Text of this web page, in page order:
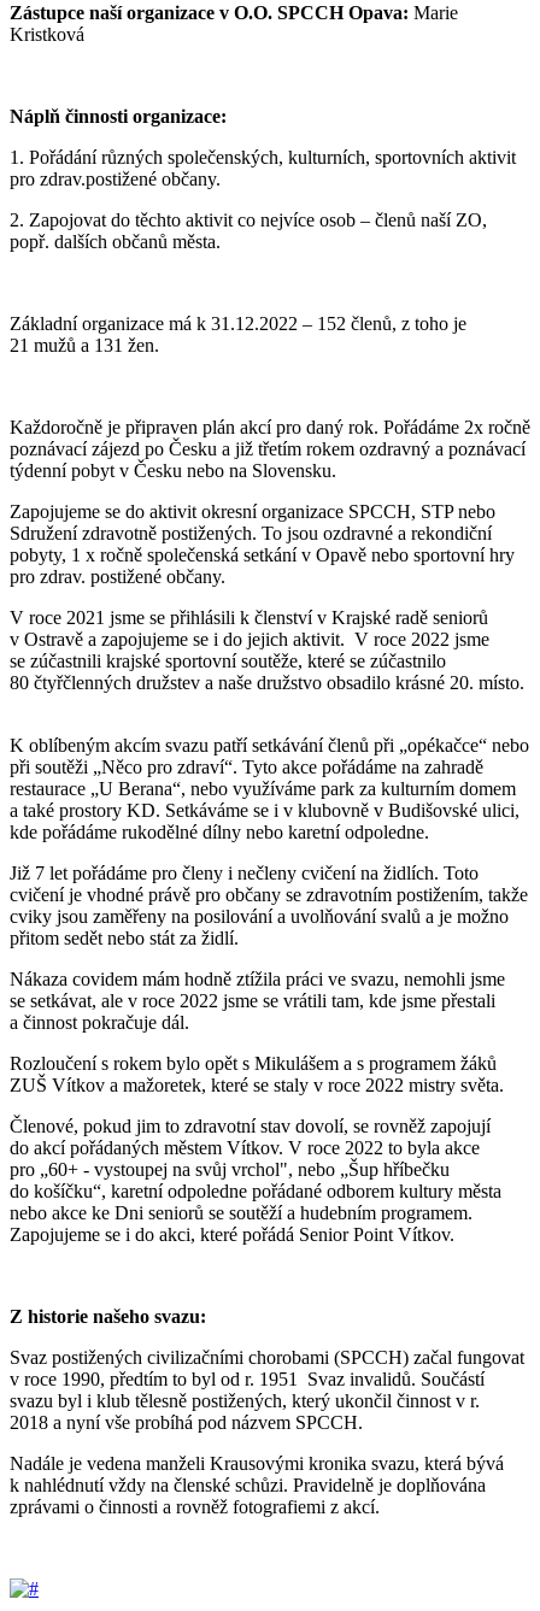
Zástupce naší organizace v O.O. SPCCH Opava: Marie
Kristková
Náplň činnosti organizace:
1. Pořádání různých společenských, kulturních, sportovních aktivit
pro zdrav.postižené občany.
2. Zapojovat do těchto aktivit co nejvíce osob – členů naší ZO,
popř. dalších občanů města.
Základní organizace má k 31.12.2022 – 152 členů, z toho je
21 mužů a 131 žen.
Každoročně je připraven plán akcí pro daný rok. Pořádáme 2x ročně
poznávací zájezd po Česku a již třetím rokem ozdravný a poznávací
týdenní pobyt v Česku nebo na Slovensku.
Zapojujeme se do aktivit okresní organizace SPCCH, STP nebo
Sdružení zdravotně postižených. To jsou ozdravné a rekondiční
pobyty, 1 x ročně společenská setkání v Opavě nebo sportovní hry
pro zdrav. postižené občany.
V roce 2021 jsme se přihlásili k členství v Krajské radě seniorů
v Ostravě a zapojujeme se i do jejich aktivit. V roce 2022 jsme
se zúčastnili krajské sportovní soutěže, které se zúčastnilo
80 čtyřčlenných družstev a naše družstvo obsadilo krásné 20. místo.
K oblíbeným akcím svazu patří setkávání členů při „opékačce“ nebo
při soutěži „Něco pro zdraví“. Tyto akce pořádáme na zahradě
restaurace „U Berana“, nebo využíváme park za kulturním domem
a také prostory KD. Setkáváme se i v klubovně v Budišovské ulici,
kde pořádáme rukodělné dílny nebo karetní odpoledne.
Již 7 let pořádáme pro členy i nečleny cvičení na židlích. Toto
cvičení je vhodné právě pro občany se zdravotním postižením, takže
cviky jsou zaměřeny na posilování a uvolňování svalů a je možno
přitom sedět nebo stát za židlí.
Nákaza covidem mám hodně ztížila práci ve svazu, nemohli jsme
se setkávat, ale v roce 2022 jsme se vrátili tam, kde jsme přestali
a činnost pokračuje dál.
Rozloučení s rokem bylo opět s Mikulášem a s programem žáků
ZUŠ Vítkov a mažoretek, které se staly v roce 2022 mistry světa.
Členové, pokud jim to zdravotní stav dovolí, se rovněž zapojují
do akcí pořádaných městem Vítkov. V roce 2022 to byla akce
pro „60+ - vystoupej na svůj vrchol", nebo „Šup hříbečku
do košíčku“, karetní odpoledne pořádané odborem kultury města
nebo akce ke Dni seniorů se soutěží a hudebním programem.
Zapojujeme se i do akci, které pořádá Senior Point Vítkov.
Z historie našeho svazu:
Svaz postižených civilizačními chorobami (SPCCH) začal fungovat
v roce 1990, předtím to byl od r. 1951 Svaz invalidů. Součástí
svazu byl i klub tělesně postižených, který ukončil činnost v r.
2018 a nyní vše probíhá pod názvem SPCCH.
Nadále je vedena manželi Krausovými kronika svazu, která bývá
k nahlédnutí vždy na členské schůzi. Pravidelně je doplňována
zprávami o činnosti a rovněž fotografiemi z akcí.